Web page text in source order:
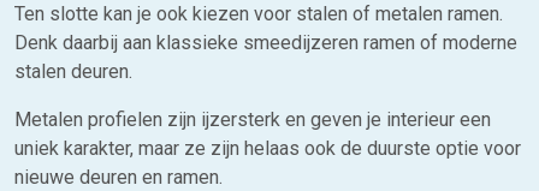
Ten slotte kan je ook kiezen voor stalen of metalen ramen.
Denk daarbij aan klassieke smeedijzeren ramen of moderne
stalen deuren.
Metalen profielen zijn ijzersterk en geven je interieur een
uniek karakter, maar ze zijn helaas ook de duurste optie voor
nieuwe deuren en ramen.